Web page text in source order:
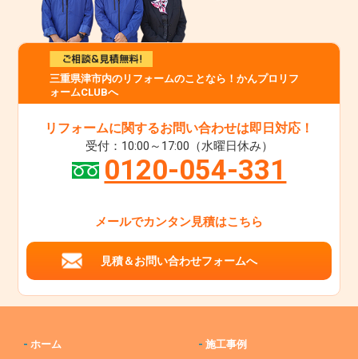
三重県津市内のリフォームのことなら！かんプロリフ
ォームCLUBへ
リフォームに関するお問い合わせは即日対応！
受付：10:00～17:00（水曜日休み）
0120-054-331
メールでカンタン見積はこちら
見積＆お問い合わせフォームへ
-ホーム -施工事例